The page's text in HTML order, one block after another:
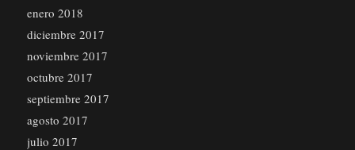
enero 2018
diciembre 2017
noviembre 2017
octubre 2017
septiembre 2017
agosto 2017
julio 2017